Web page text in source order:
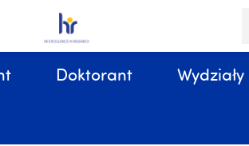
Doktorant Wydziały